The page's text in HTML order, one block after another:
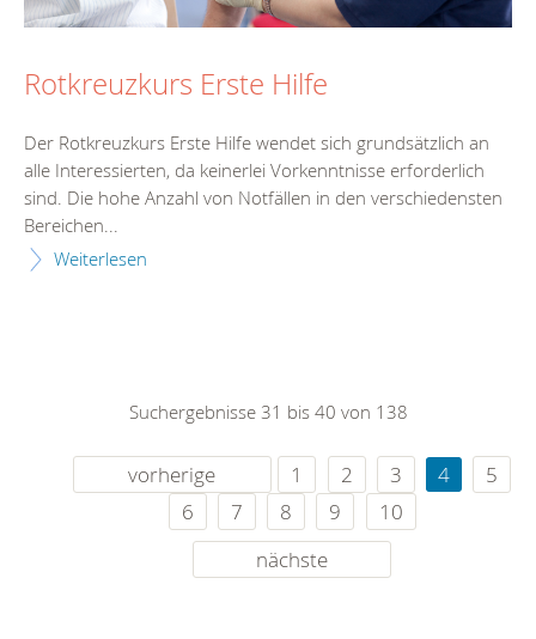
Rotkreuzkurs Erste Hilfe
Der Rotkreuzkurs Erste Hilfe wendet sich grundsätzlich an
alle Interessierten, da keinerlei Vorkenntnisse erforderlich
sind. Die hohe Anzahl von Notfällen in den verschiedensten
Bereichen...
Weiterlesen
Suchergebnisse 31 bis 40 von 138
vorherige 1 2 3 4
5
6
7 8 9
10
nächste